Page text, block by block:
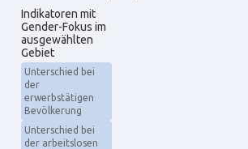
Indikatoren mit
Gender-Fokus im
ausgewählten
Gebiet
Unterschied bei
der
erwerbstätigen
Bevölkerung
Unterschied bei
der arbeitslosen